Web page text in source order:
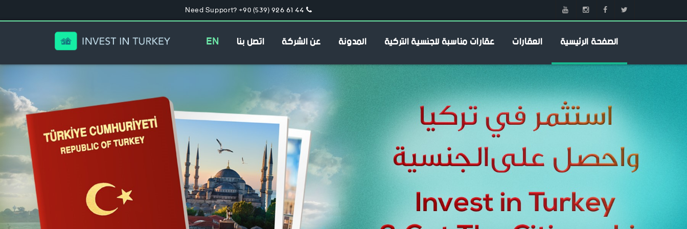
Need Support? +90 (539) 926 61 44
الصفحة الرئيسية العقارات عقارات مناسبة للجنسية التركية المدونة عن الشركة اتصل بنا EN